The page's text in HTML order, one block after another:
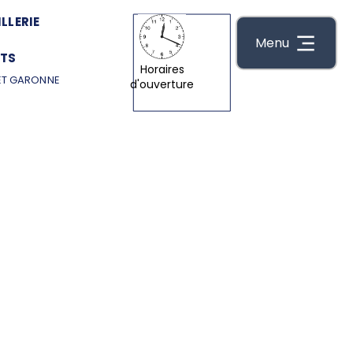
Menu
GARONNE
Horaires
d'ouverture